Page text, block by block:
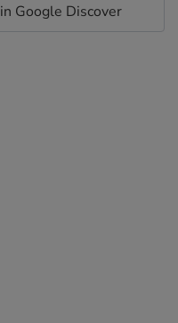
in Google Discover